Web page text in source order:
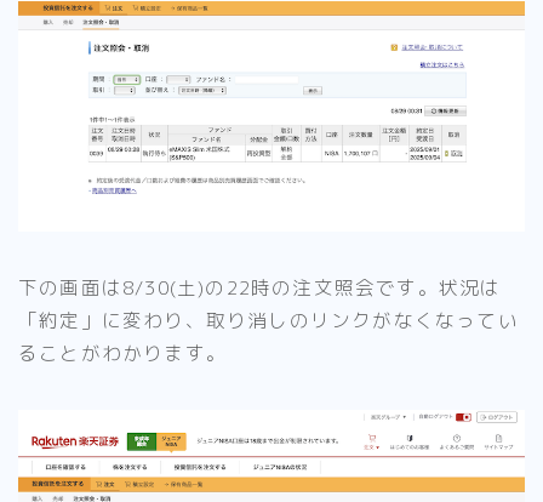
下の画面は8/30(土)の22時の注文照会です。状況は
「約定」に変わり、取り消しのリンクがなくなってい
ることがわかります。